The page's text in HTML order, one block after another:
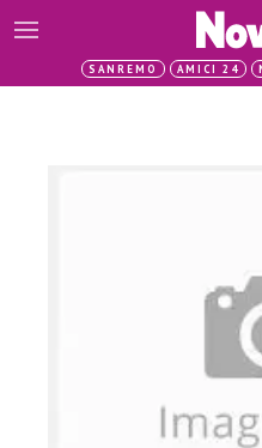
SANREMO AMICI 24